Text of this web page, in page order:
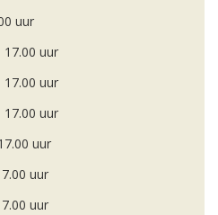
uur
uur
uur
uur
uur
uur
uur